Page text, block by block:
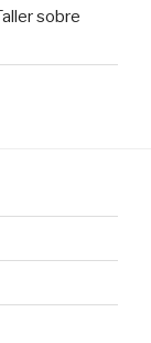
sobre